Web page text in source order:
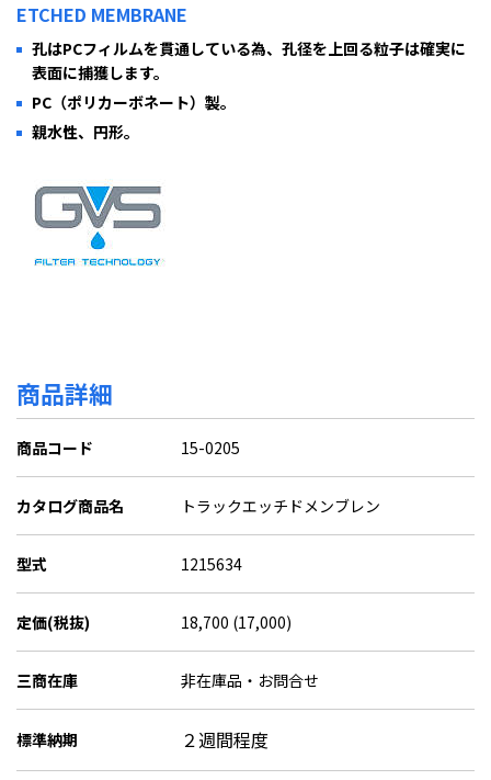
ETCHED MEMBRANE
孔はPCフィルムを貫通している為、孔径を上回る粒子は確実に
表面に捕獲します。
PC（ポリカーボネート）製。
親水性、円形。
商品詳細
商品コード 15-0205
カタログ商品名 トラックエッチドメンブレン
型式 1215634
定価(税抜) 18,700 (17,000)
三商在庫 非在庫品・お問合せ
標準納期 ２週間程度